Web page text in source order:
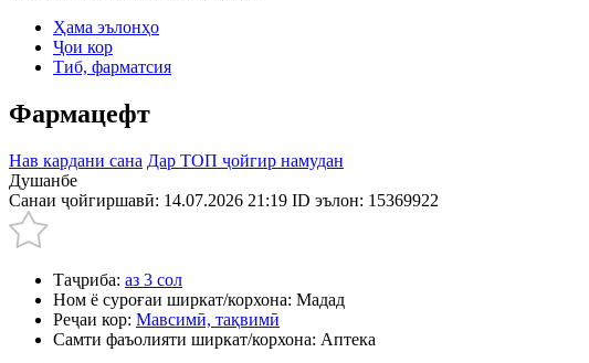
Ҳама эълонҳо
Ҷои кор
Тиб, фарматсия
Фармацефт
Нав кардани сана Дар ТОП ҷойгир намудан
Душанбе
Санаи ҷойгиршавӣ: 14.07.2026 21:19 ID эълон: 15369922
Таҷриба: аз 3 сол
Ном ё суроғаи ширкат/корхона: Мадад
Реҷаи кор: Мавсимӣ, тақвимӣ
Самти фаъолияти ширкат/корхона: Аптека